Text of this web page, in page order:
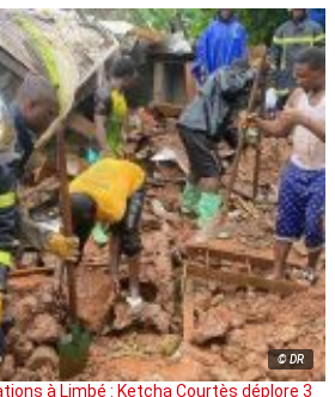
© DR
à Limbé : Ketcha Courtès déplore 3